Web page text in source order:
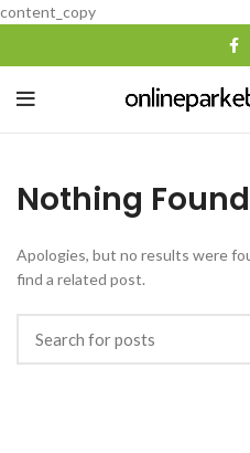
content_copy
Nothing Found
Apologies, but no results were
find a related post.